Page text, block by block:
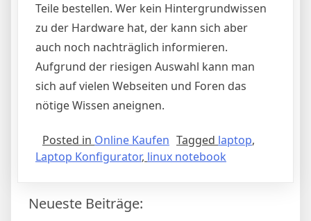
Teile bestellen. Wer kein Hintergrundwissen
zu der Hardware hat, der kann sich aber
auch noch nachträglich informieren.
Aufgrund der riesigen Auswahl kann man
sich auf vielen Webseiten und Foren das
nötige Wissen aneignen.
Posted in Online Kaufen Tagged laptop,
Laptop Konfigurator, linux notebook
Neueste Beiträge: